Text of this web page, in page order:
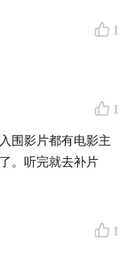
1
1
围影片都有电影主
。听完就去补片
1